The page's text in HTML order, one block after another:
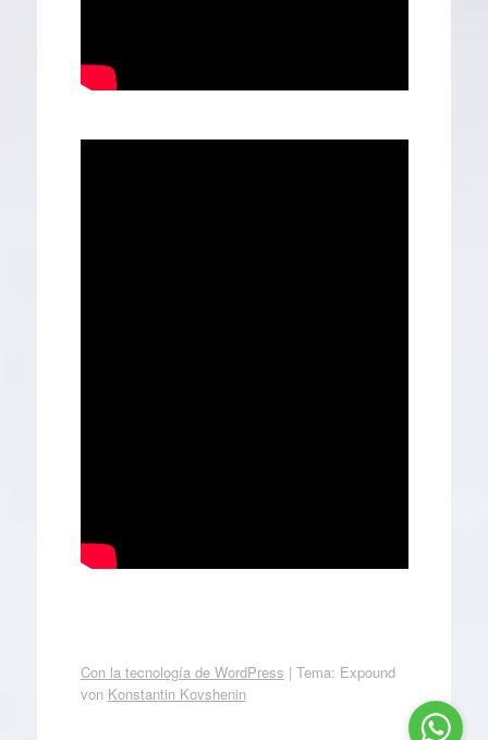
Con la tecnología de WordPress | Tema: Expound
von Konstantin Kovshenin